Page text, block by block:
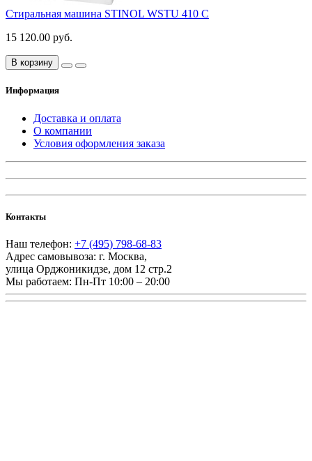
Стиральная машина STINOL WSTU 410 C
15 120.00 руб.
В корзину
Информация
Доставка и оплата
О компании
Условия оформления заказа
Контакты
Наш телефон: +7 (495) 798-68-83
Адрес самовывоза: г. Москва,
улица Орджоникидзе, дом 12 стр.2
Мы работаем: Пн-Пт 10:00 – 20:00